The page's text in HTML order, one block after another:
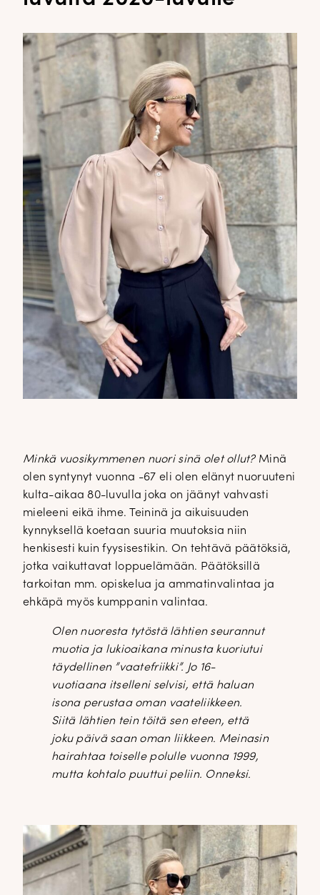
Minkä vuosikymmenen nuori sinä olet ollut?Minä
olen syntynyt vuonna -67 eli olen elänyt nuoruuteni
kulta-aikaa 80-luvulla joka on jäänyt vahvasti
mieleeni eikä ihme. Teininä ja aikuisuuden
kynnyksellä koetaan suuria muutoksia niin
henkisesti kuin fyysisestikin. On tehtävä päätöksiä,
jotka vaikuttavat loppuelämään. Päätöksillä
tarkoitan mm. opiskelua ja ammatinvalintaa ja
ehkäpä myös kumppanin valintaa.
Olen nuoresta tytöstä lähtien seurannut
muotia ja lukioaikana minusta kuoriutui
täydellinen ”vaatefriikki”. Jo 16-
vuotiaana itselleni selvisi, että haluan
isona perustaa oman vaateliikkeen.
Siitä lähtien tein töitä sen eteen, että
joku päivä saan oman liikkeen. Meinasin
hairahtaa toiselle polulle vuonna 1999,
mutta kohtalo puuttui peliin. Onneksi.